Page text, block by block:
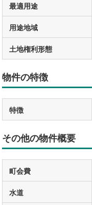
最適用途
用途地域
土地権利形態
物件の特徴
特徴
その他の物件概要
町会費
水道